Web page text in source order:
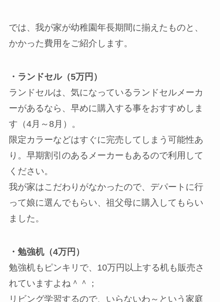
では、我が家が幼稚園年長期間に揃えたものと、
かかった費用をご紹介します。
・ランドセル（5万円）
ランドセルは、気になっているランドセルメーカ
ーがあるなら、早めに購入する事をおすすめしま
す（4月～8月）。
限定カラーなどはすぐに完売してしまう可能性あ
り。早期割引のあるメーカーもあるので利用して
ください。
我が家はこだわりがなかったので、デパートに行
って娘に選んでもらい、祖父母に購入してもらい
ました。
・勉強机（4万円）
勉強机もピンキリで、10万円以上する机も販売さ
れていますよね＾＾；
リビング学習するので、いらないわ～という家庭